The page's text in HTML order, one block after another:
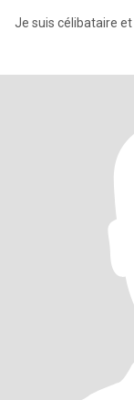
Je suis célibataire